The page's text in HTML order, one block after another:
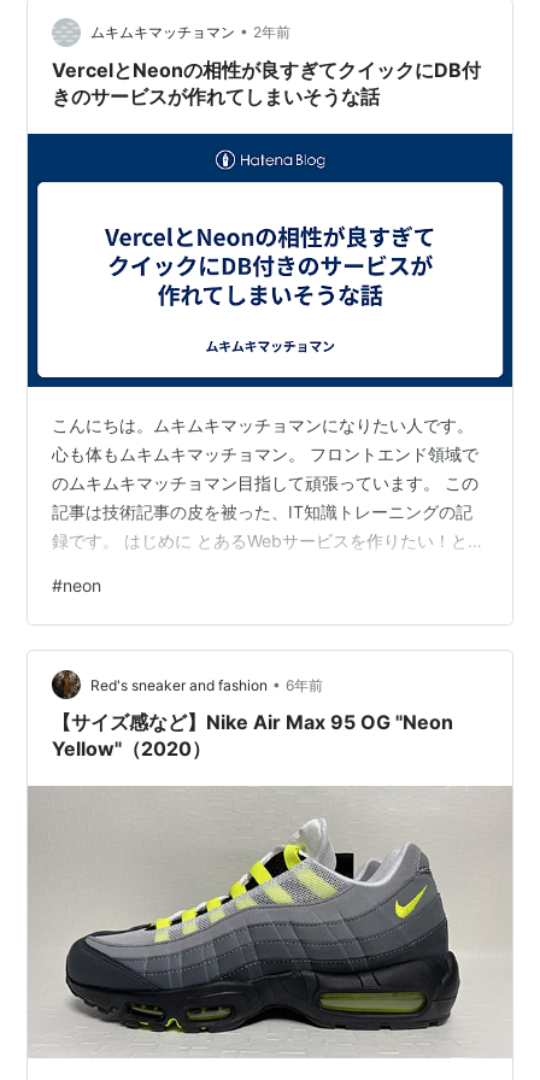
たほうが良いなーというところで…
ムキムキマッチョマン • 2年前
VercelとNeonの相性が良すぎてクイックにDB付
きのサービスが作れてしまいそうな話
こんにちは。ムキムキマッチョマンになりたい人です。
心も体もムキムキマッチョマン。 フロントエンド領域で
のムキムキマッチョマン目指して頑張っています。 この
記事は技術記事の皮を被った、IT知識トレーニングの記
録です。 はじめに とあるWebサービスを作りたい！とな
現在の勤め先が東京・中野のちょっと株式会社という会
社でして、実はここが国内唯一のVercelのパートナー企
業なんですね。 というわけでチラホラその恩恵に与るも
のの、実際問題として中の人の知識量とオレの知識量の
差がデカすぎることに気づきましてVercelを触ろうと思
ったわけです。 Ver…
#neon
Red's sneaker and fashion • 6年前
【サイズ感など】Nike Air Max 95 OG "Neon
Yellow"（2020）